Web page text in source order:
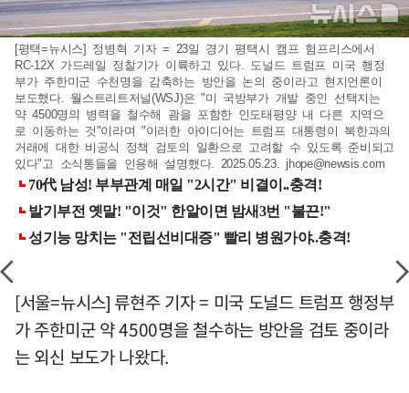
[평택=뉴시스] 정병혁 기자 = 23일 경기 평택시 캠프 험프리스에서
RC-12X 가드레일 정찰기가 이륙하고 있다. 도널드 트럼프 미국 행정
부가 주한미군 수천명을 감축하는 방안을 논의 중이라고 현지언론이
보도했다. 월스트리트저널(WSJ)은 "미 국방부가 개발 중인 선택지는
약 4500명의 병력을 철수해 괌을 포함한 인도태평양 내 다른 지역으
로 이동하는 것"이라며 "이러한 아이디어는 트럼프 대통령이 북한과의
거래에 대한 비공식 정책 검토의 일환으로 고려할 수 있도록 준비되고
있다"고 소식통들을 인용해 설명했다. 2025.05.23. jhope@newsis.com
[서울=뉴시스] 류현주 기자 = 미국 도널드 트럼프 행정부
가 주한미군 약 4500명을 철수하는 방안을 검토 중이라
는 외신 보도가 나왔다.